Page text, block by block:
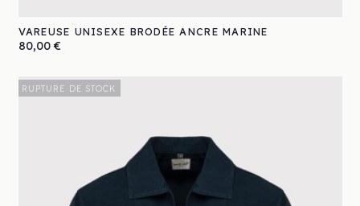
VAREUSE UNISEXE BRODÉE ANCRE MARINE
Prix
80,00 €
RUPTURE DE STOCK